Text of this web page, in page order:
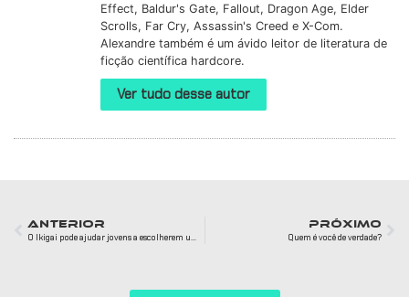
Effect, Baldur's Gate, Fallout, Dragon Age, Elder
Scrolls, Far Cry, Assassin's Creed e X-Com.
Alexandre também é um ávido leitor de literatura de
ficção científica hardcore.
Ver tudo desse autor
ANTERIOR
O Ikigai pode ajudar jovens a escolherem uma carreira que gostem de verdade.
PRÓXIMO
Quem é você de verdade?